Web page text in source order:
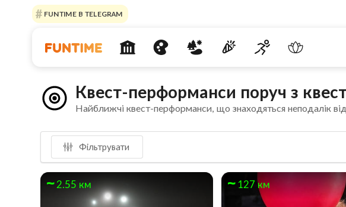
FUNTIME В TELEGRAM
Квест-перформанси поруч з
Найближчі квест-перформанси, що знаходяться неподалік
Фільтрувати
2.55 км 127 км